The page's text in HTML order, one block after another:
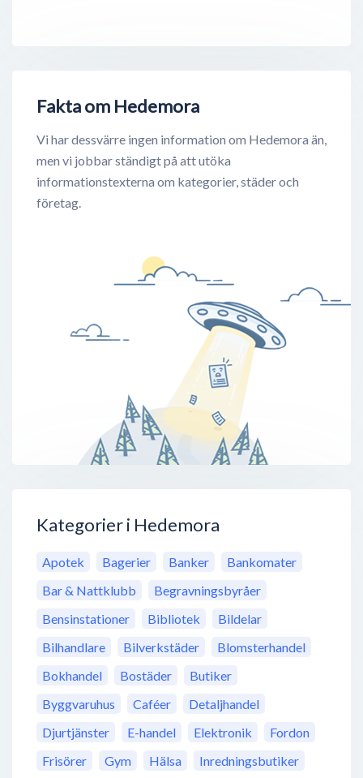
Fakta om Hedemora
Vi har dessvärre ingen information om Hedemora än,
men vi jobbar ständigt på att utöka
informationstexterna om kategorier, städer och
företag.
Kategorier i Hedemora
Apotek Bagerier Banker
Bankomater
Bar & Nattklubb
Begravningsbyråer
Bensinstationer
Bibliotek
Bildelar
Bilhandlare
Bilverkstäder
Blomsterhandel
Bokhandel
Bostäder
Butiker
Byggvaruhus
Caféer
Detaljhandel
Djurtjänster
E-handel Elektronik
Fordon
Frisörer
Gym Hälsa
Inredningsbutiker